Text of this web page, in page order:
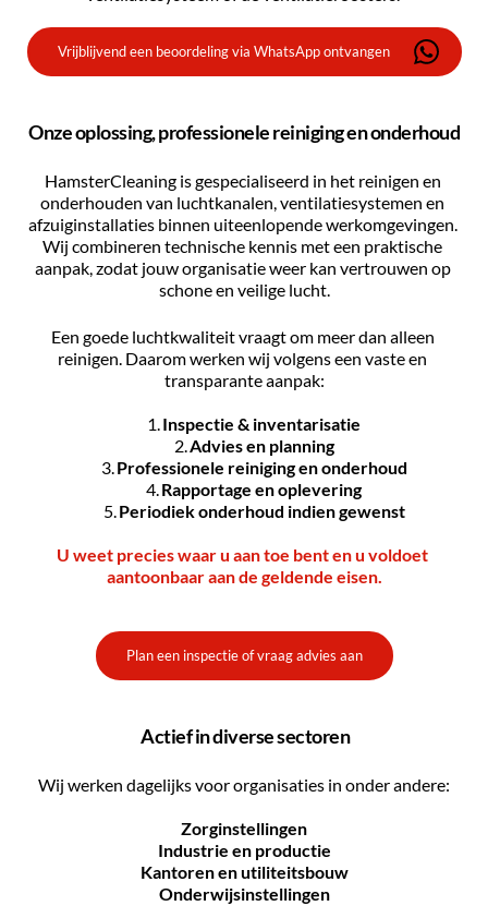
Vrijblijvend een beoordeling via WhatsApp ontvangen
Onze oplossing, professionele reiniging en onderhoud
HamsterCleaning is gespecialiseerd in het reinigen en
onderhouden van luchtkanalen, ventilatiesystemen en
afzuiginstallaties binnen uiteenlopende werkomgevingen.
Wij combineren technische kennis met een praktische
aanpak, zodat jouw organisatie weer kan vertrouwen op
schone en veilige lucht.
Een goede luchtkwaliteit vraagt om meer dan alleen
reinigen. Daarom werken wij volgens een vaste en
transparante aanpak:
Inspectie & inventarisatie
Advies en planning
Professionele reiniging en onderhoud
Rapportage en oplevering
Periodiek onderhoud indien gewenst
U weet precies waar u aan toe bent en u voldoet
aantoonbaar aan de geldende eisen.
Plan een inspectie of vraag advies aan
Actief in diverse sectoren
Wij werken dagelijks voor organisaties in onder andere:
Zorginstellingen
Industrie en productie
Kantoren en utiliteitsbouw
Onderwijsinstellingen